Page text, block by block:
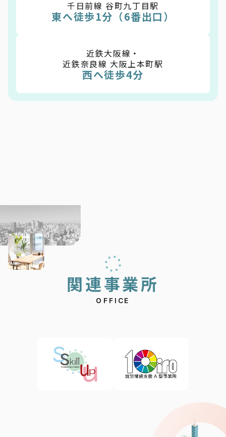
千日前線 谷町九丁目駅
東へ徒歩1分（6番出口）
近鉄大阪線・
近鉄奈良線 大阪上本町駅
西へ徒歩4分
関連事業所
OFFICE